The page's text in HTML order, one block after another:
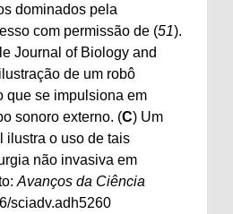
dominados pela
com permissão de (51).
Journal of Biology and
de um robô
que se impulsiona em
sonoro externo. (C) Um
ilustra o uso de tais
não invasiva em
Avanços da Ciência
sciadv.adh5260